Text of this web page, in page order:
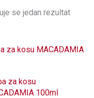
se jedan rezultat
za kosu
100ml